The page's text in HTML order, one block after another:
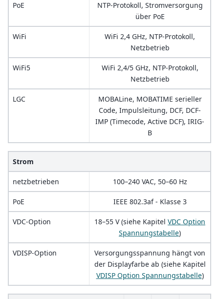
PoE
NTP-Protokoll, Stromversorgung
über PoE
WiFi
WiFi 2,4 GHz, NTP-Protokoll,
Netzbetrieb
WiFi5
WiFi 2,4/5 GHz, NTP-Protokoll,
Netzbetrieb
LGC
MOBALine, MOBATIME serieller
Code, Impulsleitung, DCF, DCF-
IMP (Timecode, Active DCF), IRIG-
B
Strom
netzbetrieben 100–240 VAC, 50–60 Hz
PoE IEEE 802.3af - Klasse 3
VDC-Option 18–55 V (siehe Kapitel VDC Option
Spannungstabelle)
VDISP-Option
Versorgungsspannung hängt von
der Displayfarbe ab (siehe Kapitel
VDISP Option Spannungstabelle)